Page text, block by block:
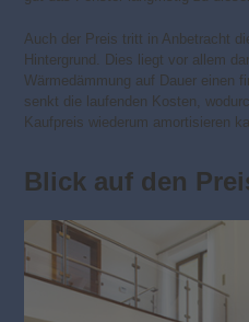
Auch der Preis tritt in Anbetracht
Hintergrund. Dies liegt vor allem
Wärmedämmung auf Dauer einen
senkt die laufenden Kosten,
Kaufpreis wiederum amortisieren
Blick auf den